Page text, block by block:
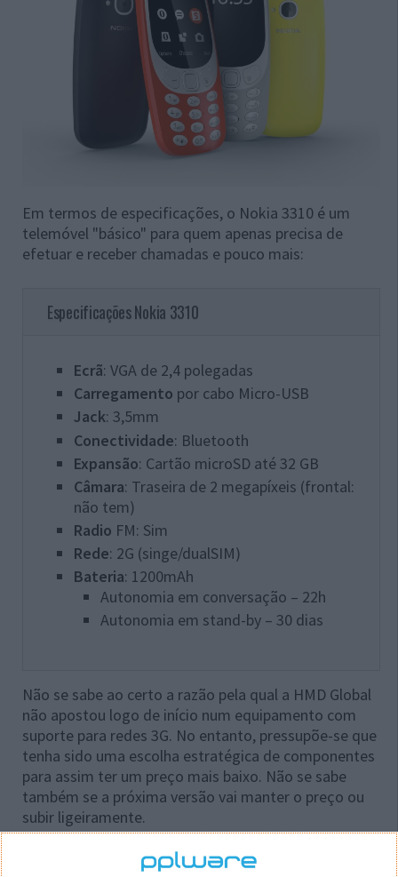
Em termos de especificações, o Nokia 3310 é um
telemóvel "básico" para quem apenas precisa de
efetuar e receber chamadas e pouco mais:
Especificações Nokia 3310
Ecrã: VGA de 2,4 polegadas
Carregamento por cabo Micro-USB
Jack: 3,5mm
Conectividade: Bluetooth
Expansão: Cartão microSD até 32 GB
Câmara: Traseira de 2 megapíxeis (frontal:
não tem)
Radio FM: Sim
Rede: 2G (singe/dualSIM)
Bateria: 1200mAh
Autonomia em conversação – 22h
Autonomia em stand-by – 30 dias
Não se sabe ao certo a razão pela qual a HMD Global
não apostou logo de início num equipamento com
suporte para redes 3G. No entanto, pressupõe-se que
tenha sido uma escolha estratégica de componentes
para assim ter um preço mais baixo. Não se sabe
também se a próxima versão vai manter o preço ou
subir ligeiramente.